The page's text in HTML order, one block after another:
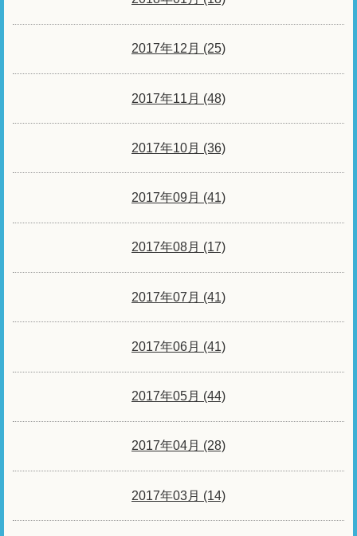
2017年12月 (25)
2017年11月 (48)
2017年10月 (36)
2017年09月 (41)
2017年08月 (17)
2017年07月 (41)
2017年06月 (41)
2017年05月 (44)
2017年04月 (28)
2017年03月 (14)